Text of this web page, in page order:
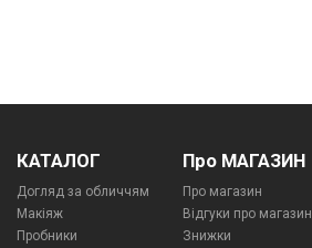
КАТАЛОГ
Догляд за обличчям
Макіяж
Пробники
Про МАГАЗИН
Про магазин
Відгуки про магазин
Знижки